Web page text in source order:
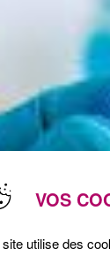
VOS
utilise des